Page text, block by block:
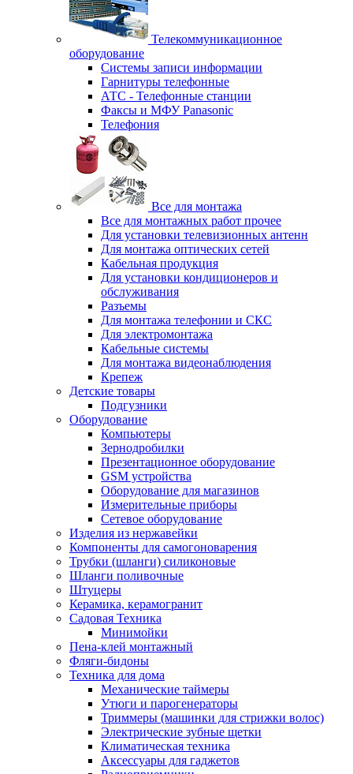
Телекоммуникационное
оборудование
Системы записи информации
Гарнитуры телефонные
АТС - Телефонные станции
Факсы и МФУ Panasonic
Телефония
Все для монтажа
Все для монтажных работ прочее
Для установки телевизионных антенн
Для монтажа оптических сетей
Кабельная продукция
Для установки кондиционеров и
обслуживания
Разъемы
Для монтажа телефонии и СКС
Для электромонтажа
Кабельные системы
Для монтажа видеонаблюдения
Крепеж
Детские товары
Подгузники
Оборудование
Компьютеры
Зернодробилки
Презентационное оборудование
GSM устройства
Оборудование для магазинов
Измерительные приборы
Сетевое оборудование
Изделия из нержавейки
Компоненты для самогоноварения
Трубки (шланги) силиконовые
Шланги поливочные
Штуцеры
Керамика, керамогранит
Садовая Техника
Минимойки
Пена-клей монтажный
Фляги-бидоны
Техника для дома
Механические таймеры
Утюги и парогенераторы
Триммеры (машинки для стрижки волос)
Электрические зубные щетки
Климатическая техника
Аксессуары для гаджетов